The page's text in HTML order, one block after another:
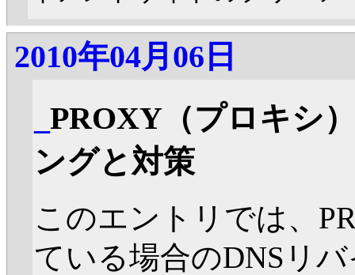
2010年04月06日
PROXY（プロキシ
ングと対策
このエントリでは、
ている場合のDNSリ